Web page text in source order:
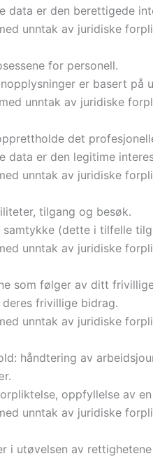
data er den berettigede
unntak av juridiske
for personell.
er basert
unntak av juridiske
det
data er den legitime
unntak av juridiske
tilgang og besøk.
(dette i tilfelle
unntak av juridiske
som følger av ditt
frivillige bidrag.
unntak av juridiske
håndtering av
oppfyllelse av
unntak av juridiske
i utøvelsen av